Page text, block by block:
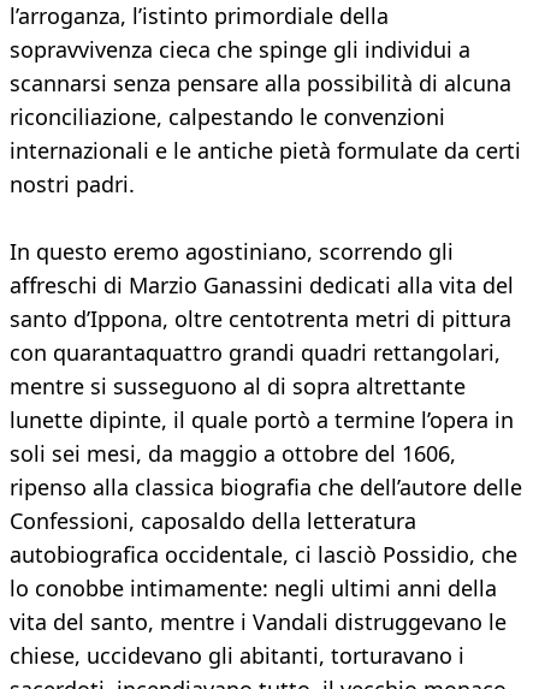
l’arroganza, l’istinto primordiale della
sopravvivenza cieca che spinge gli individui a
scannarsi senza pensare alla possibilità di alcuna
riconciliazione, calpestando le convenzioni
internazionali e le antiche pietà formulate da certi
nostri padri.
In questo eremo agostiniano, scorrendo gli
affreschi di Marzio Ganassini dedicati alla vita del
santo d’Ippona, oltre centotrenta metri di pittura
con quarantaquattro grandi quadri rettangolari,
mentre si susseguono al di sopra altrettante
lunette dipinte, il quale portò a termine l’opera in
soli sei mesi, da maggio a ottobre del 1606,
ripenso alla classica biografia che dell’autore delle
Confessioni, caposaldo della letteratura
autobiografica occidentale, ci lasciò Possidio, che
lo conobbe intimamente: negli ultimi anni della
vita del santo, mentre i Vandali distruggevano le
chiese, uccidevano gli abitanti, torturavano i